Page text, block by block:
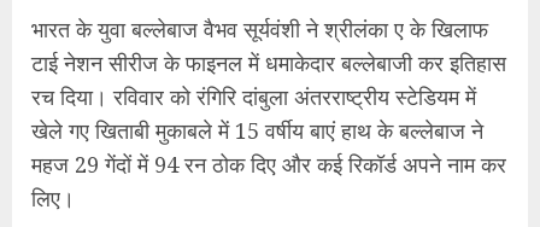
भारत के युवा बल्लेबाज वैभव सूर्यवंशी ने श्रीलंका ए के खिलाफ
टाई नेशन सीरीज के फाइनल में धमाकेदार बल्लेबाजी कर इतिहास
रच दिया। रविवार को रंगिरि दांबुला अंतरराष्ट्रीय स्टेडियम में
खेले गए खिताबी मुकाबले में 15 वर्षीय बाएं हाथ के बल्लेबाज ने
महज 29 गेंदों में 94 रन ठोक दिए और कई रिकॉर्ड अपने नाम कर
लिए।